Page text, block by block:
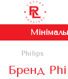
Philips
Бренд